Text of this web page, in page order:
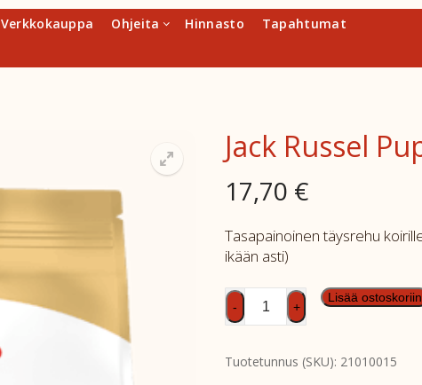
Verkkokauppa Ohjeita Hinnasto
Tapahtumat
Jack Russel
17,70 €
Tasapainoinen täysrehu
ikään asti)
Jack
Russel
1,5kg
- +
Lisää ostoskoriin
Tuotetunnus (SKU): 21010015